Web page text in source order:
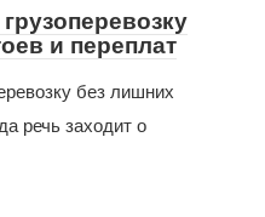
и переплат
без лишних
речь заходит о